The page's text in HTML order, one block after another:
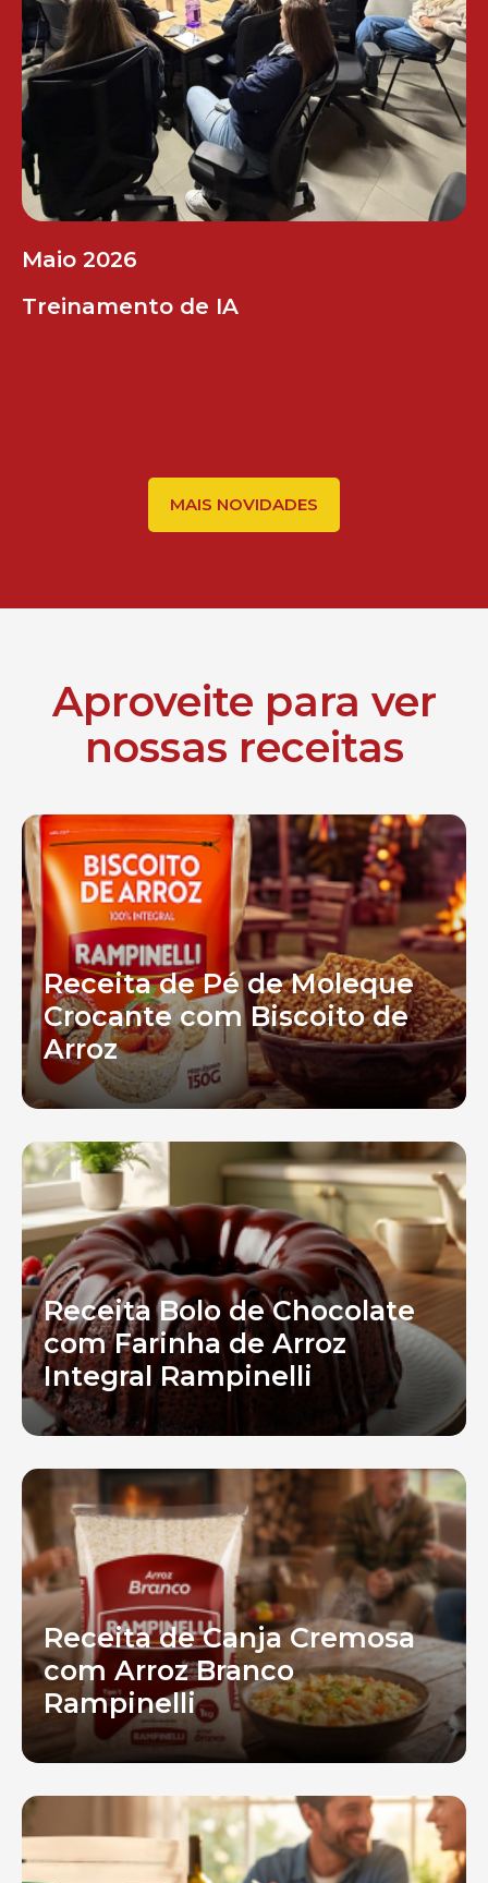
Maio 2026
Treinamento de IA
MAIS NOVIDADES
Aproveite para ver
nossas receitas
Receita de Pé de Moleque
Crocante com Biscoito de
Arroz
Receita Bolo de Chocolate
com Farinha de Arroz
Integral Rampinelli
Receita de Canja Cremosa
com Arroz Branco
Rampinelli